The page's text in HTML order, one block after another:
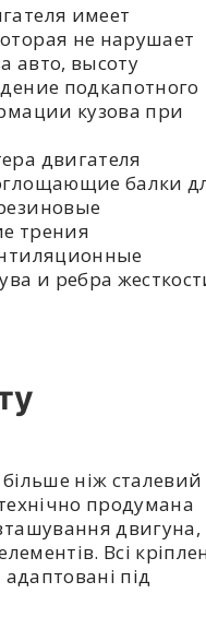
имеет
не нарушает
авто, высоту
подкапотного
кузова при
двигателя
балки
трения
и ребра
ніж сталевий
продумана
двигуна,
Всі
під